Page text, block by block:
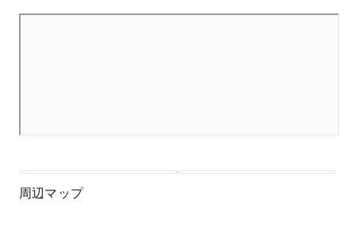
周辺マップ